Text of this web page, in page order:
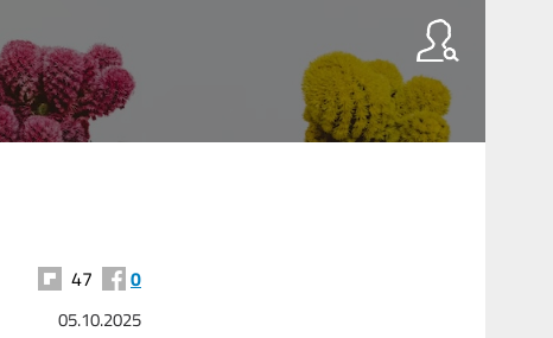
47 0
05.10.2025